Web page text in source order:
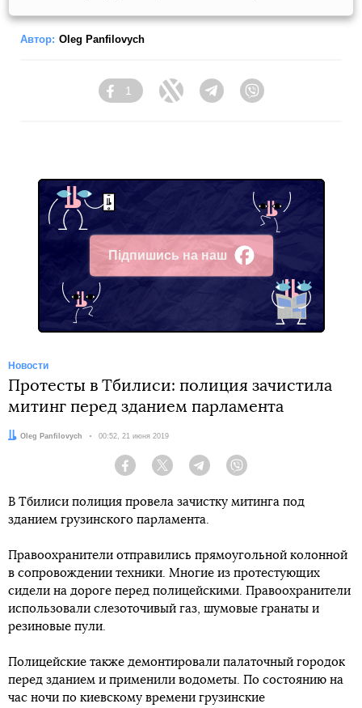
Автор: Oleg Panfilovych
Facebook
1
Twitter Telegram
Підпишись на наш
Facebook
Новости
Протесты в Тбилиси: полиция зачистила
митинг перед зданием парламента
Автор:
Oleg Panfilovych Дата:
00:52, 21 июня 2019
Facebook Twitter Telegram
В Тбилиси полиция провела зачистку митинга под
зданием грузинского парламента.
Правоохранители отправились прямоугольной колонной
в сопровождении техники. Многие из протестующих
сидели на дороге перед полицейскими. Правоохранители
использовали слезоточивый газ, шумовые гранаты и
резиновые пули.
Полицейские также демонтировали палаточный городок
перед зданием и применили водометы. По состоянию на
час ночи по киевскому времени грузинские